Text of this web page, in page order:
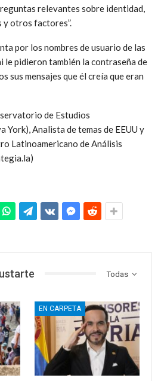
relevantes sobre identidad,
y otros factores”.
por los nombres de usuario de las
le pidieron también la contraseña de
sus mensajes que él creía que eran
de Estudios
York), Analista de temas de EEUU y
Latinoamericano de Análisis
Todas
EN CARPETA